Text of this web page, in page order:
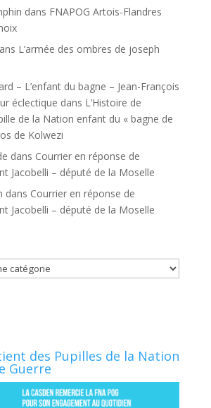
dans FNAPOG Artois-Flandres
L’armée des ombres de joseph
– L’enfant du bagne – Jean-François
éclectique dans L’Histoire de
de la Nation enfant du « bagne de
de Kolwezi
dans Courrier en réponse de
Jacobelli – député de la Moselle
dans Courrier en réponse de
Jacobelli – député de la Moselle
des Pupilles de la Nation
Guerre